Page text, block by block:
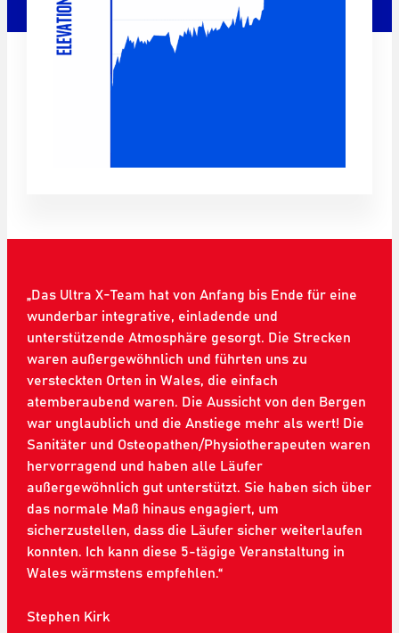
„Ich komme aus der Karibik und habe vor drei Jahren
mit dem Laufen begonnen. Ich bin schon einige
Ultraläufe gelaufen, aber nichts Vergleichbares wie
ein Ultra X-Event. Vom ersten Tag meiner Ankunft bis
zum letzten Tag waren alle einfach großartig. Es
fühlte sich an wie ein Urlaub mit viel Laufen und
Herausforderungen. Es war mein erstes
Etappenrennen überhaupt. Die ganze Erfahrung war
mehr als nur ein Rennen. Man trifft tolle Leute, von
den Läufern bis hin zu den Mitarbeitern. Ich werde
auf jeden Fall nach weiteren Events von euch
Ausschau halten. Macht weiter so mit eurer
großartigen Arbeit.“
„Das Ultra X-Team hat von Anfang bis Ende für eine
wunderbar integrative, einladende und
unterstützende Atmosphäre gesorgt. Die Strecken
waren außergewöhnlich und führten uns zu
versteckten Orten in Wales, die einfach
atemberaubend waren. Die Aussicht von den Bergen
war unglaublich und die Anstiege mehr als wert! Die
Sanitäter und Osteopathen/Physiotherapeuten waren
hervorragend und haben alle Läufer
außergewöhnlich gut unterstützt. Sie haben sich über
das normale Maß hinaus engagiert, um
sicherzustellen, dass die Läufer sicher weiterlaufen
konnten. Ich kann diese 5-tägige Veranstaltung in
Wales wärmstens empfehlen.“
Stephen Kirk